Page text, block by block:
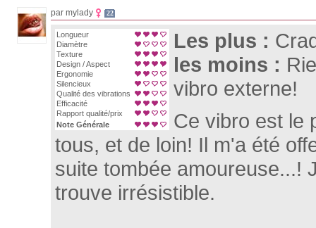
par mylady 22
Longueur
Diamètre
Texture
Design / Aspect
Ergonomie
Silencieux
Qualité des vibrations
Efficacité
Rapport qualité/prix
Note Générale
Les plus :
les moins :
vibro externe!
Ce vibro est le
tous, et de loin! Il m'a été
suite tombée amoureuse...!
trouve irrésistible.